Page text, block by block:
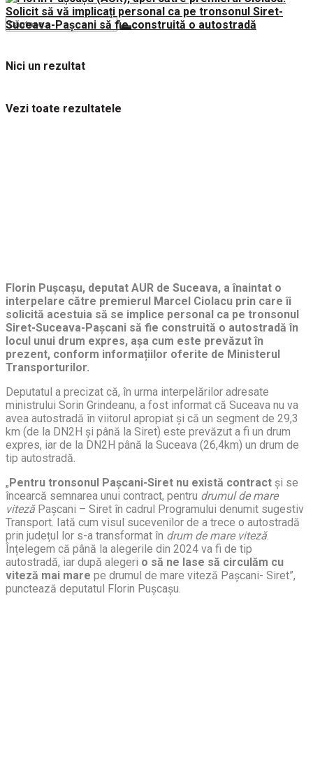
Nici un rezultat
Vezi toate rezultatele
Florin Pușcașu, deputat AUR de Suceava, a înaintat o
interpelare către premierul Marcel Ciolacu prin care îi
solicită acestuia să se implice personal ca pe tronsonul
Siret-Suceava-Pașcani să fie construită o autostradă în
locul unui drum expres, așa cum este prevăzut în
prezent, conform informațiilor oferite de Ministerul
Transporturilor.
Deputatul a precizat că, în urma interpelărilor adresate
ministrului Sorin Grindeanu, a fost informat că Suceava nu va
avea autostradă în viitorul apropiat și că un segment de 29,3
km (de la DN2H și până la Siret) este prevăzut a fi un drum
expres, iar de la DN2H până la Suceava (26,4km) un drum de
tip autostradă.
„Pentru tronsonul Pașcani-Siret nu există contract și se
încearcă semnarea unui contract, pentru drumul de mare
vitezăPașcani – Siret în cadrul Programului denumit sugestiv
Transport. Iată cum visul sucevenilor de a trece o autostradă
prin județul lor s-a transformat în drum de mare viteză.
Înțelegem că până la alegerile din 2024 va fi de tip
autostradă, iar după alegeri o să ne lase să circulăm cu
viteză mai mare pe drumul de mare viteză Pașcani- Siret”,
punctează deputatul Florin Pușcașu.